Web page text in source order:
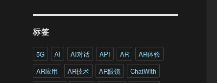
标签
5G AI AI对话 API AR
AR体验
AR应用
AR技术 AR眼镜
ChatWith